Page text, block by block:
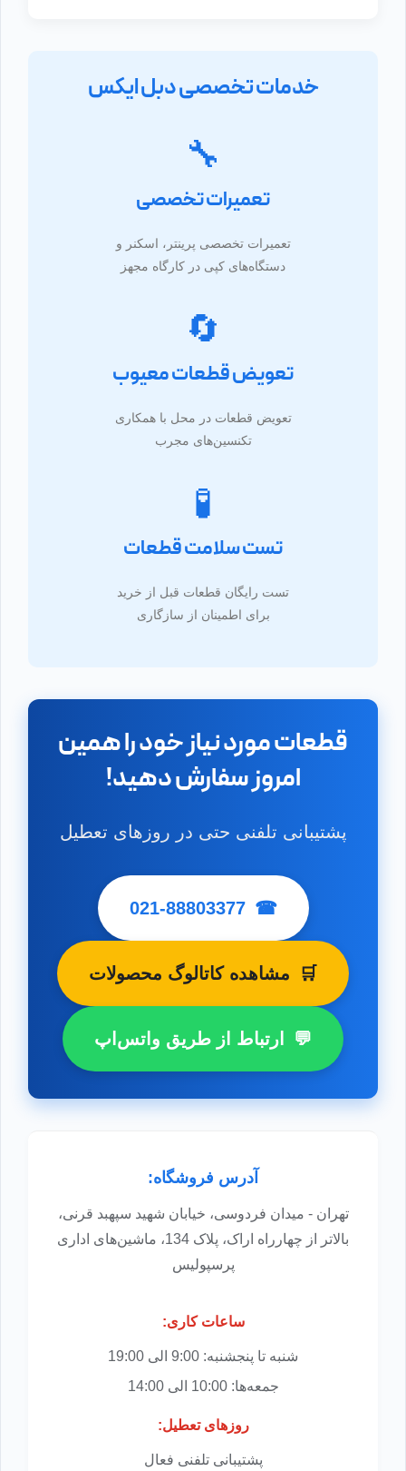
خدمات تخصصی دبل ایکس
🔧
تعمیرات تخصصی
تعمیرات تخصصی پرینتر، اسکنر و
دستگاه‌های کپی در کارگاه مجهز
🔄
تعویض قطعات معیوب
تعویض قطعات در محل با همکاری
تکنسین‌های مجرب
🧪
تست سلامت قطعات
تست رایگان قطعات قبل از خرید
برای اطمینان از سازگاری
قطعات مورد نیاز خود را همین
امروز سفارش دهید!
پشتیبانی تلفنی حتی در روزهای تعطیل
☎
021-88803377
🛒 مشاهده کاتالوگ محصولات
💬 ارتباط از طریق واتس‌اپ
آدرس فروشگاه:
تهران - میدان فردوسی، خیابان شهید سپهبد قرنی،
بالاتر از چهارراه اراک، پلاک 134، ماشین‌های اداری
پرسپولیس
ساعات کاری:
شنبه تا پنجشنبه: 9:00 الی 19:00
جمعه‌ها: 10:00 الی 14:00
روزهای تعطیل:
پشتیبانی تلفنی فعال